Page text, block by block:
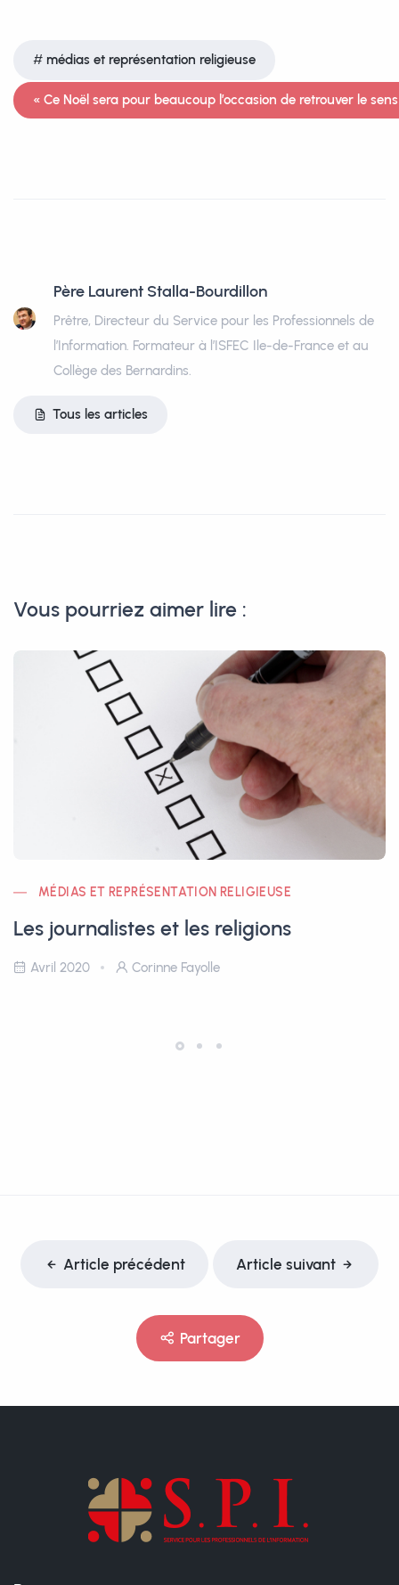
médias et représentation religieuse
« Ce Noël sera pour beaucoup l’occasion de retrouver le
Père Laurent Stalla-Bourdillon
Prêtre, Directeur du Service pour les Professionnels de
l’Information. Formateur à l’ISFEC Ile-de-France et au
Collège des Bernardins.
Tous les articles
Vous pourriez aimer lire :
MÉDIAS ET REPRÉSENTATION RELIGIEUSE
Les journalistes et les religions
Avril 2020 Corinne Fayolle
Article précédent Article suivant
Partager